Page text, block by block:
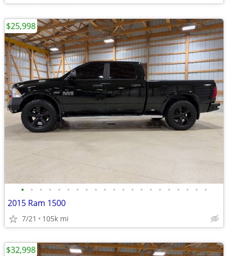
• • • • • • • • • • • • • • • • • • • • •
2015 Ram 1500
7/21 105k mi
$25,998
$32,998